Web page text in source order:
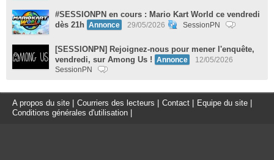
#SESSIONPN en cours : Mario Kart World ce vendredi
dès 21h Annonce 29/05/2026 SessionPN
[SESSIONPN] Rejoignez-nous pour mener l'enquête,
vendredi, sur Among Us !
Annonce
12/05/2026
SessionPN
A propos du site | Courriers des lecteurs | Contact | Equipe du site |
Conditions générales d'utilisation |